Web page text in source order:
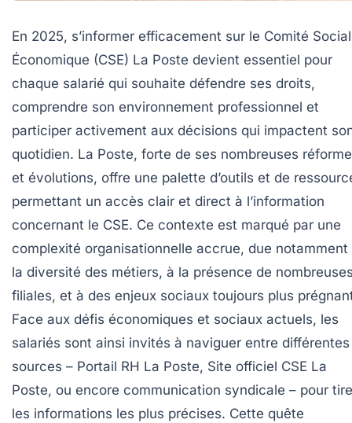
En 2025, s’informer efficacement sur le Comité
Économique (CSE) La Poste devient essentiel pour
chaque salarié qui souhaite défendre ses droits,
comprendre son environnement professionnel et
participer activement aux décisions qui impactent
quotidien. La Poste, forte de ses nombreuses
et évolutions, offre une palette d’outils et de
permettant un accès clair et direct à l’information
concernant le CSE. Ce contexte est marqué par une
complexité organisationnelle accrue, due notamment
la diversité des métiers, à la présence de
filiales, et à des enjeux sociaux toujours plus
Face aux défis économiques et sociaux actuels, les
salariés sont ainsi invités à naviguer entre différentes
sources – Portail RH La Poste, Site officiel CSE La
Poste, ou encore communication syndicale – pour
les informations les plus précises. Cette quête